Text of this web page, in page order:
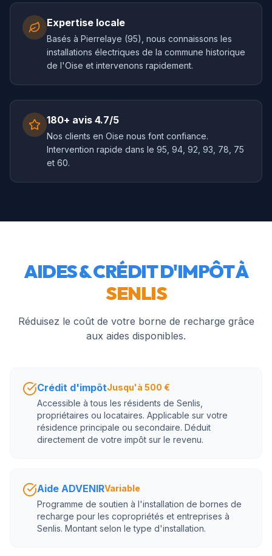
Expertise locale
Basés à Pierrelaye (95), nous connaissons les
installations électriques de la commune historique
de l'Oise et intervenons rapidement.
180+ avis 4.7/5
Nos clients en Oise nous font confiance.
Intervention rapide dans le 95, 94, 92, 93, 78, 75
et 60.
AIDES & CRÉDIT D'IMPÔT À
SENLIS
Réduisez le coût de votre borne de recharge grâce
aux aides disponibles.
Crédit d'impôtJusqu'à 500 €
Accessible à tous les résidents de Senlis,
propriétaires ou locataires. Applicable sur votre
résidence principale ou secondaire. Déduit
directement de votre impôt sur le revenu.
Aide ADVENIRVariable
Programme de soutien à l'installation de bornes de
recharge pour les copropriétés et entreprises à
Senlis. Montant selon le type d'installation.